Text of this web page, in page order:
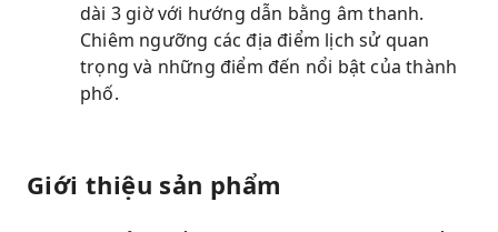
dài 3 giờ với hướng dẫn bằng âm thanh.
Chiêm ngưỡng các địa điểm lịch sử quan
trọng và những điểm đến nổi bật của thành
phố.
Giới thiệu sản phẩm